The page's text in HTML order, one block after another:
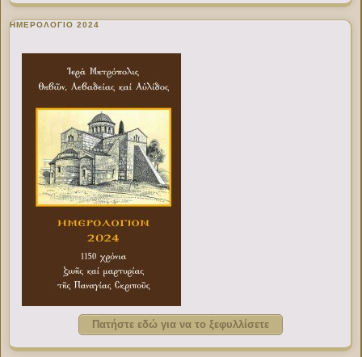
ΗΜΕΡΟΛΟΓΙΟ 2024
Πατήστε εδώ για να το ξεφυλλίσετε